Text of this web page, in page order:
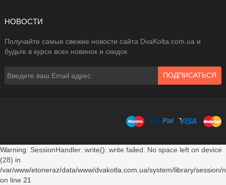
НОВОСТИ
Получайте самые свежие новости сайта DvaKolta.com.ua и
будьте в курсе всех новинок и скидок.
ПОДПИСАТЬСЯ
Warning: SessionHandler::write(): write failed: No space left on device
(28) in
/var/www/etoneraz/data/www/dvakotla.com.ua/system/library/session/
on line 21